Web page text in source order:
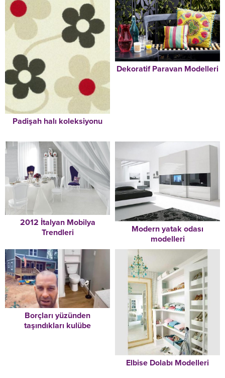
Padişah halı koleksiyonu
Dekoratif Paravan Modelleri
2012 İtalyan Mobilya
Trendleri
Modern yatak odası
modelleri
Borçları yüzünden
taşındıkları kulübe
Elbise Dolabı Modelleri